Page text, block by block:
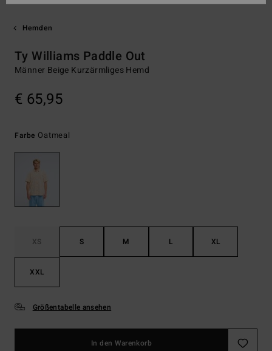
Hemden
Ty Williams Paddle Out
Männer Beige Kurzärmliges Hemd
€ 65,95
Farbe Oatmeal
XS S M L XL
XXL
Größentabelle ansehen
In den Warenkorb